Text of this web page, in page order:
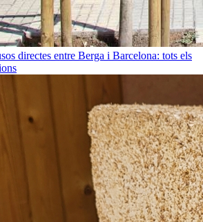
directes entre Berga i Barcelona: tots els